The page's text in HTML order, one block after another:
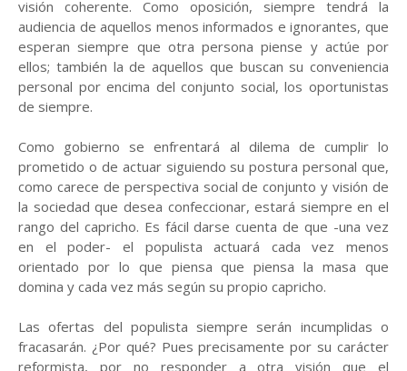
visión coherente. Como oposición, siempre tendrá la
audiencia de aquellos menos informados e ignorantes, que
esperan siempre que otra persona piense y actúe por
ellos; también la de aquellos que buscan su conveniencia
personal por encima del conjunto social, los oportunistas
de siempre.
Como gobierno se enfrentará al dilema de cumplir lo
prometido o de actuar siguiendo su postura personal que,
como carece de perspectiva social de conjunto y visión de
la sociedad que desea confeccionar, estará siempre en el
rango del capricho. Es fácil darse cuenta de que -una vez
en el poder- el populista actuará cada vez menos
orientado por lo que piensa que piensa la masa que
domina y cada vez más según su propio capricho.
Las ofertas del populista siempre serán incumplidas o
fracasarán. ¿Por qué? Pues precisamente por su carácter
reformista, por no responder a otra visión que el